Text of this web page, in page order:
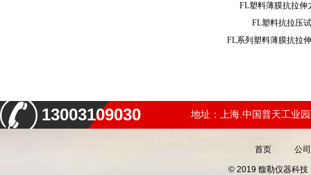
FL塑料薄膜抗拉
FL塑料抗拉压
FL系列塑料薄膜抗拉
13003109030 地址：上海.中国普天工业
首页 公
© 2019 馥勒仪器科技